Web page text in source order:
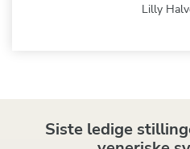
Lilly
Siste ledige